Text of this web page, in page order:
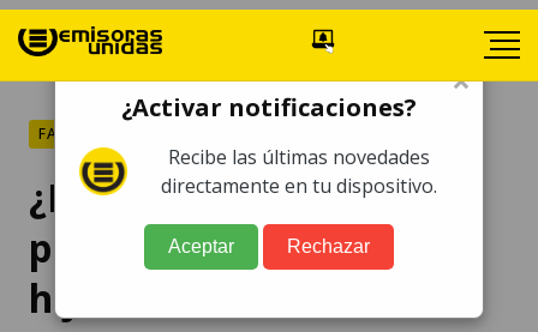
FARÁNDULA
¿Idénticos? Estas son las
primeras imágenes del
hijo de Rihanna
×
¿Activar notificaciones?
Recibe las últimas novedades
directamente en tu dispositivo.
Aceptar Rechazar